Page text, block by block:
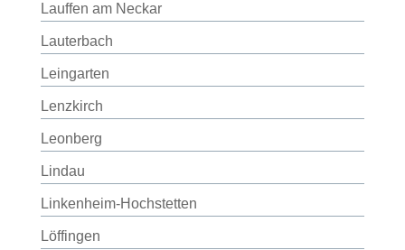
Lauffen am Neckar
Lauterbach
Leingarten
Lenzkirch
Leonberg
Lindau
Linkenheim-Hochstetten
Löffingen